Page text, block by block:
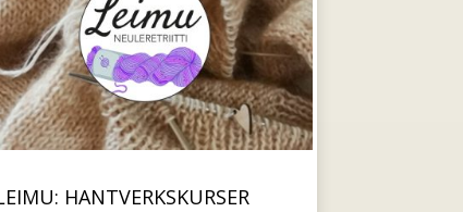
HANTVERKSKURSER